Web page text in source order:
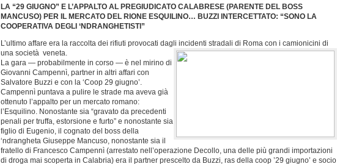
LA “29 GIUGNO” E L’APPALTO AL PREGIUDICATO CALABRESE (PARENTE DEL BOSS
MANCUSO) PER IL MERCATO DEL RIONE ESQUILINO… BUZZI INTERCETTATO: “SONO LA
COOPERATIVA DEGLI ‘NDRANGHETISTI”
L’ultimo affare era la raccolta dei rifiuti provocati dagli incidenti stradali di Roma con i camionicini di
una società veneta.
La gara — probabilmente in corso — è nel mirino di
Giovanni Campennì, partner in altri affari con
Salvatore Buzzi e con la ‘Coop 29 giugno’.
Campennì puntava a pulire le strade ma aveva già
ottenuto l’appalto per un mercato romano:
l’Esquilino. Nonostante sia “gravato da precedenti
penali per truffa, estorsione e furto” e nonostante sia
figlio di Eugenio, il cognato del boss della
‘ndrangheta Giuseppe Mancuso, nonostante sia il
fratello di Francesco Campennì (arrestato nell’operazione Decollo, una delle più grandi importazioni
di droga mai scoperta in Calabria) era il partner prescelto da Buzzi, ras della coop ’29 giugno’ e socio